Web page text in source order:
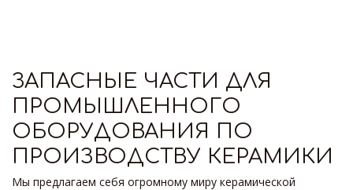
ЗАПАСНЫЕ ЧАСТИ ДЛЯ
ПРОМЫШЛЕННОГО
ОБОРУДОВАНИЯ ПО
ПРОИЗВОДСТВУ КЕРАМИКИ
Мы предлагаем себя огромному миру керамической